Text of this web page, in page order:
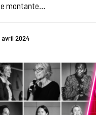
montante…
avril 2024